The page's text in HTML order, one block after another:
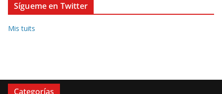
Sígueme en Twitter
Mis tuits
Categorías